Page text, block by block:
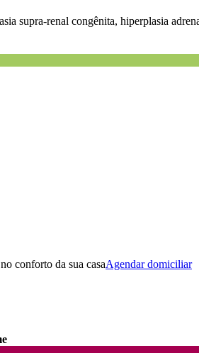
supra-renal congênita, hiperplasia
conforto da sua casaAgendar domiciliar